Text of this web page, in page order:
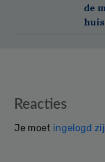
de
Reader
Reacties
Je moet ingelogd